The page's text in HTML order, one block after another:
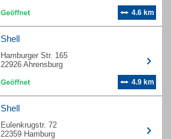
4.6 km
Shell
Hamburger Str. 165
22926 Ahrensburg
4.9 km
Shell
Eulenkrugstr. 72
22359 Hamburg